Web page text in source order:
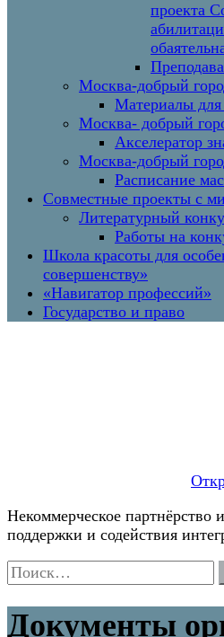
проекта
Москва-добрый
Материалы для
Москва- добрый
Акселератор
Москва-добрый
Расписание
Совместные проекты с
Литературный
Работы на
Школа красоты для
совершенству»
«Навигатор профессий»
Государство и право
Некоммерческое партнёрство
поддержки и содействия
Найти:
Документы